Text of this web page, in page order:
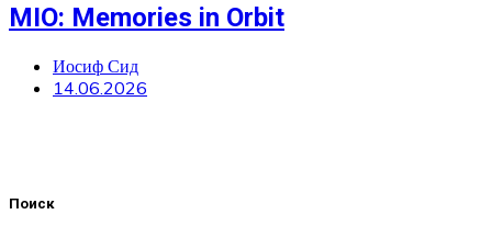
MIO: Memories in Orbit
Иосиф Сид
14.06.2026
Поиск